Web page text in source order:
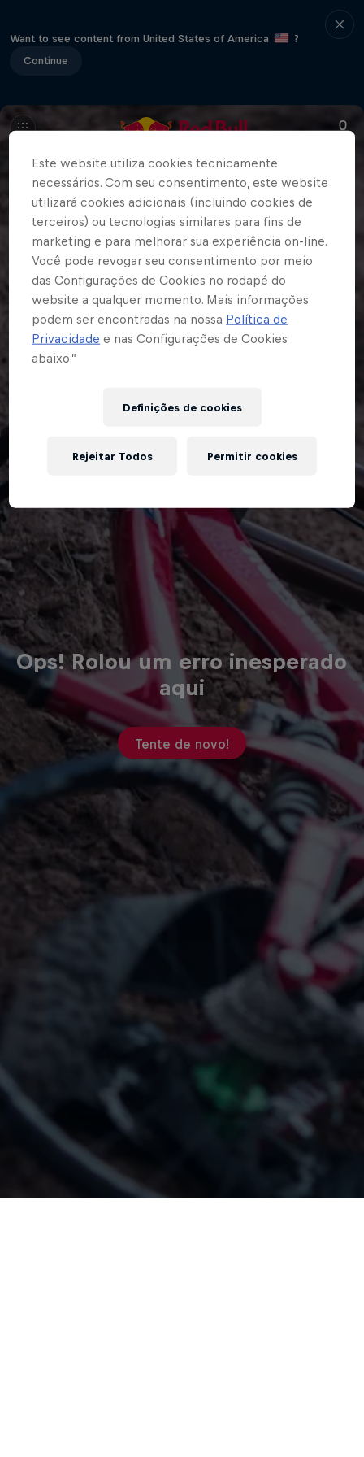
Want to see content from United States of America
?
Continue
Ops! Rolou um erro inesperado
aqui
Tente de novo!
Este website utiliza cookies tecnicamente
necessários. Com seu consentimento, este website
utilizará cookies adicionais (incluindo cookies de
terceiros) ou tecnologias similares para fins de
marketing e para melhorar sua experiência on-line.
Você pode revogar seu consentimento por meio
das Configurações de Cookies no rodapé do
website a qualquer momento. Mais informações
podem ser encontradas na nossa Política de
Privacidade e nas Configurações de Cookies
abaixo.”
Definições de cookies
Rejeitar Todos Permitir cookies